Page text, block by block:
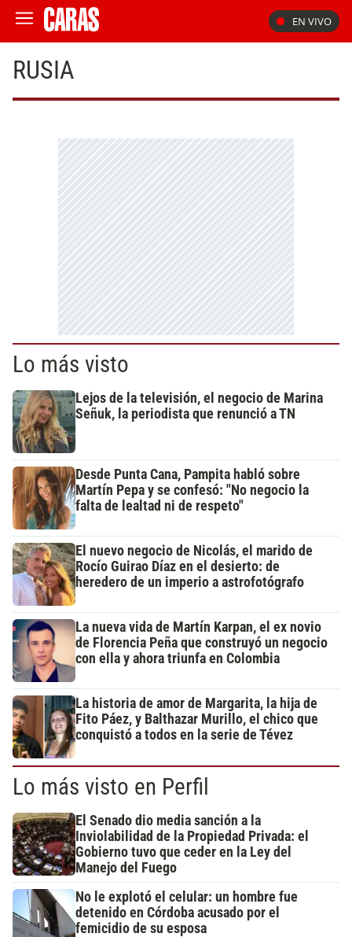
EN VIVO
RUSIA
Lo más visto
Lejos de la televisión, el negocio de Marina
Señuk, la periodista que renunció a TN
Desde Punta Cana, Pampita habló sobre
Martín Pepa y se confesó: "No negocio la
falta de lealtad ni de respeto"
El nuevo negocio de Nicolás, el marido de
Rocío Guirao Díaz en el desierto: de
heredero de un imperio a astrofotógrafo
La nueva vida de Martín Karpan, el ex novio
de Florencia Peña que construyó un negocio
con ella y ahora triunfa en Colombia
La historia de amor de Margarita, la hija de
Fito Páez, y Balthazar Murillo, el chico que
conquistó a todos en la serie de Tévez
Lo más visto en Perfil
El Senado dio media sanción a la
Inviolabilidad de la Propiedad Privada: el
Gobierno tuvo que ceder en la Ley del
Manejo del Fuego
No le explotó el celular: un hombre fue
detenido en Córdoba acusado por el
femicidio de su esposa